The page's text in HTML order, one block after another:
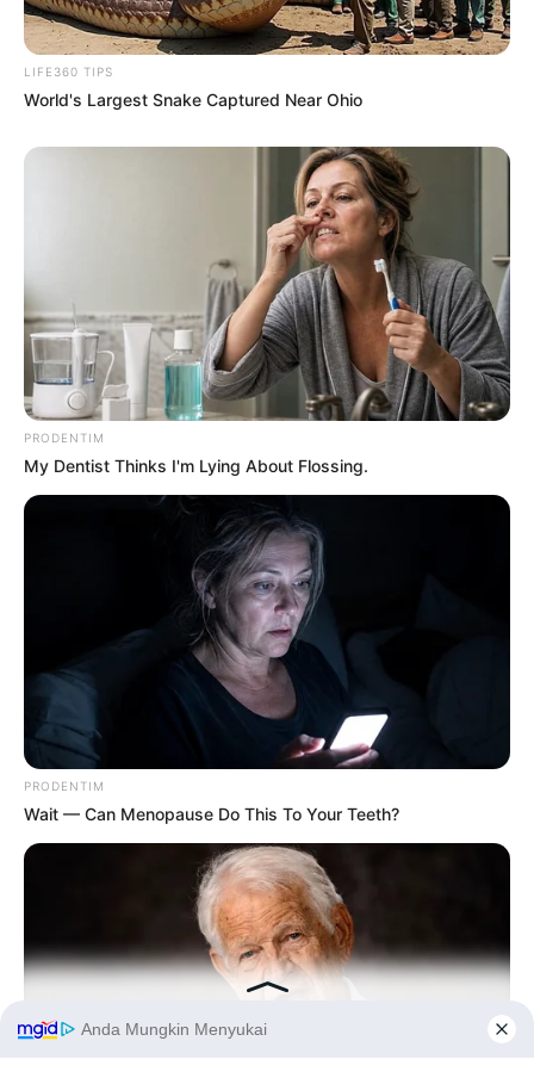
10 Desain Kanopi Tempat
Tidur, Serasa Beristirahat di
Tampil Lebih Modern, 7 Potret
Hasil Renovasi Rumah Berusia
LIFE360 TIPS
World's Largest Snake Captured Near Ohio
PRODENTIM
My Dentist Thinks I'm Lying About Flossing.
PRODENTIM
Wait — Can Menopause Do This To Your Teeth?